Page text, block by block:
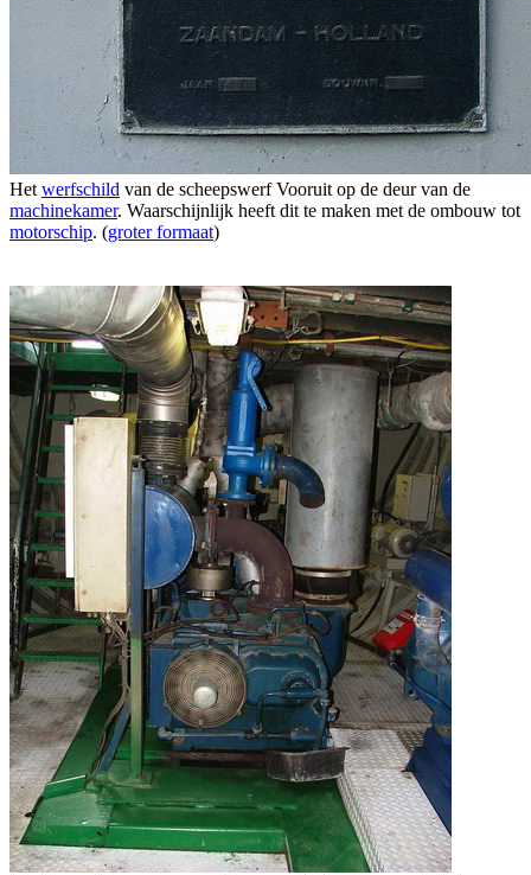
Het werfschild van de scheepswerf Vooruit op de deur van de
machinekamer. Waarschijnlijk heeft dit te maken met de ombouw tot
motorschip. (groter formaat)